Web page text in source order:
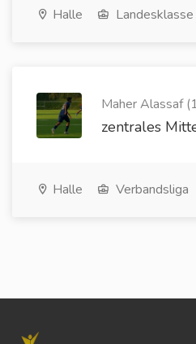
Halle Landesklasse
Maher Alassaf
zentrales
Halle Verbandsliga